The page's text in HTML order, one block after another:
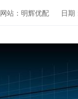
网站：明辉优配 日